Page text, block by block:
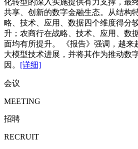
共享、创新的数字金融生态。从结构
略、技术、应用、数据四个维度得分
升；农商行在战略、技术、应用、数
面均有所提升。 《报告》强调，越来
大模型技术进展，并将其作为推动数
因。 [详细]
会议
MEETING
招聘
RECRUIT